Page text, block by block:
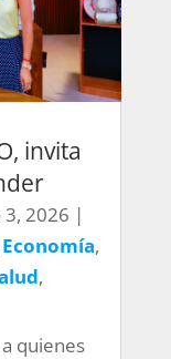
invita
3, 2026 |
Economía,
,
quienes